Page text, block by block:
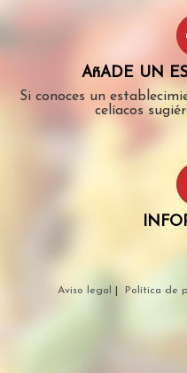
AñADE UN
Si conoces un
celíacos
Aviso legal Política de